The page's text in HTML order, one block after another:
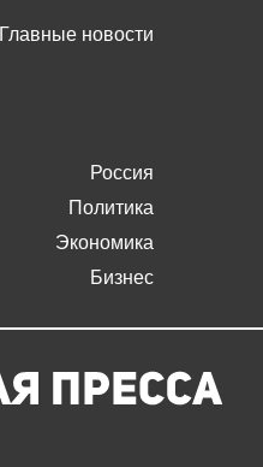
Главные новости
Россия
Политика
Экономика
Бизнес